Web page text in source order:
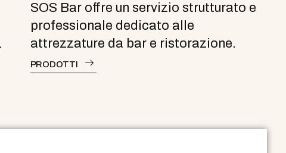
SOS Bar offre un servizio strutturato e
professionale dedicato alle
attrezzature da bar e ristorazione.
PRODOTTI